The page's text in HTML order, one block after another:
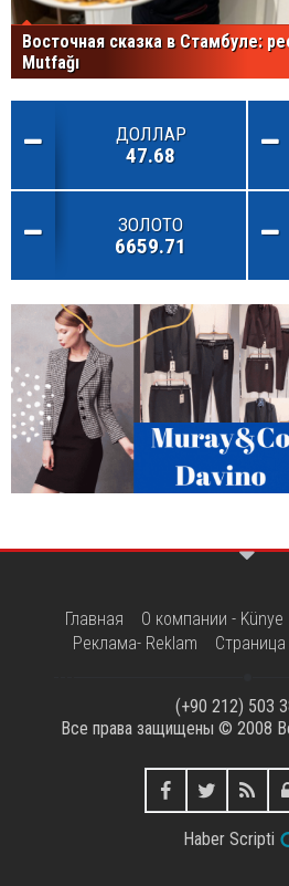
Восточная сказка в Стамбуле:
Mutfağı
ДОЛЛАР
47.68
ЗОЛОТО
6659.71
Главная О компании - Künye
Реклама- Reklam
(+90 212) 503
Все права защищены © 2008
Haber Scripti